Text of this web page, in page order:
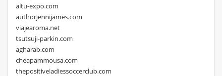
altu-expo.com
authorjennijames.com
viajearoma.net
tsutsuji-parkin.com
agharab.com
cheapammousa.com
thepositiveladiessoccerclub.com